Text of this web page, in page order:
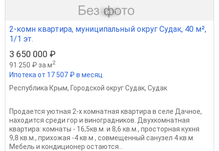
1 из 1
2-комн квартира, муниципальный округ Судак, 40 м²,
1/1 эт.
3 650 000 ₽
91 250 ₽ за м2
Ипотека от 17 507 ₽ в месяц
Республика Крым, Городской округ Судак, Судак
Продается уютная 2-х комнатная квартира в селе Дачное,
находится среди гор и виноградников. Двухкомнатная
квартира: комнаты - 16,5кв.м. и 8,6 кв.м., просторная кухня
9,8 кв.м., прихожая -4 кв.м , совмещенный санузел 4 кв.м.
Мебель и кондиционер остаются...